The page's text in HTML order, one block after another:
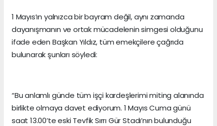
1 Mayıs’ın yalnızca bir bayram değil, aynı zamanda
dayanışmanın ve ortak mücadelenin simgesi olduğunu
ifade eden Başkan Yıldız, tüm emekçilere çağrıda
bulunarak şunları söyledi:
“Bu anlamlı günde tüm işçi kardeşlerimi miting alanında
birlikte olmaya davet ediyorum. 1 Mayıs Cuma günü
saat 13.00’te eski Tevfik Sırrı Gür Stadı’nın bulunduğu